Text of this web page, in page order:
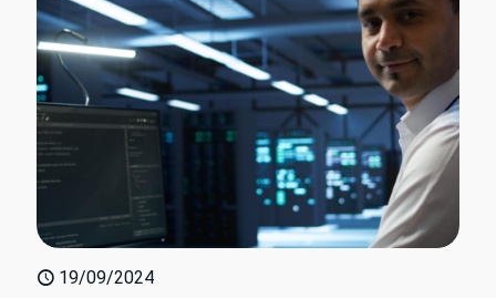
19/09/2024